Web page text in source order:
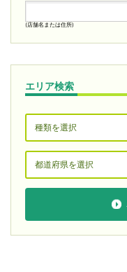
(店舗名または住所)
エリア検索